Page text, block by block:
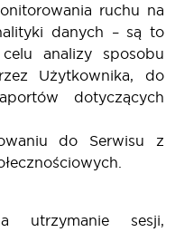
ruchu na
danych – są to
analizy sposobu
Użytkownika, do
dotyczących
do Serwisu z
utrzymanie sesji,